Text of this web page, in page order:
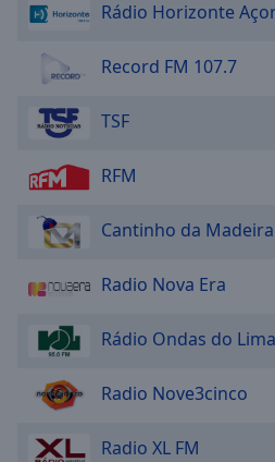
Rádio Horizonte
Record FM 107.7
TSF
RFM
Cantinho da Madeira
Radio Nova Era
Rádio Ondas do Lima
Radio Nove3cinco
Radio XL FM